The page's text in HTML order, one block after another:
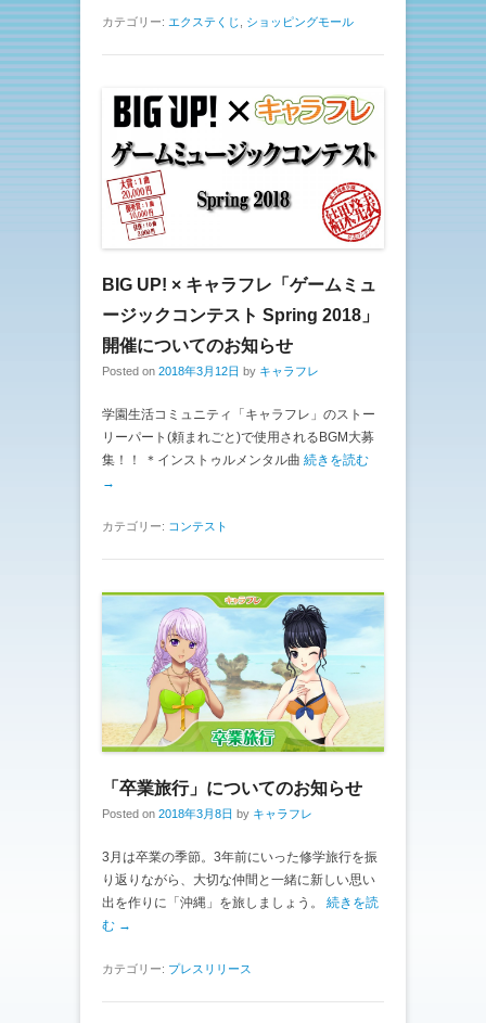
カテゴリー: エクステくじ ショッピングモール
BIG UP! × キャラフレ「ゲームミュ
ージックコンテスト Spring 2018」
開催についてのお知らせ
Posted on 2018年3月12日 by キャラフレ
学園生活コミュニティ「キャラフレ」のストー
リーパート(頼まれごと)で使用されるBGM大募
集！！ ＊インストゥルメンタル曲 続きを読む
→
カテゴリー: コンテスト
「卒業旅行」についてのお知らせ
Posted on 2018年3月8日 by キャラフレ
3月は卒業の季節。3年前にいった修学旅行を振
り返りながら、大切な仲間と一緒に新しい思い
出を作りに「沖縄」を旅しましょう。 続きを読
む →
カテゴリー: プレスリリース